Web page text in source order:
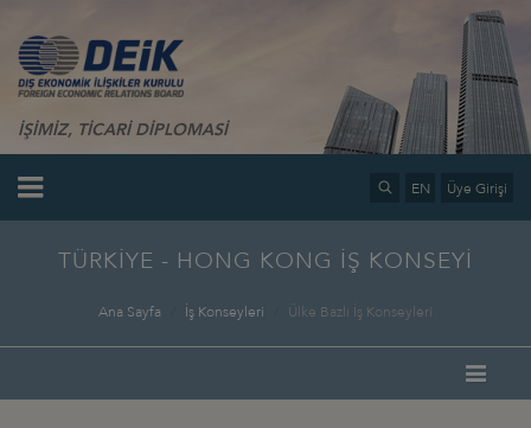
İŞİMİZ, TİCARİ DİPLOMASİ
EN Üye Girişi
TÜRKİYE - HONG KONG İŞ KONSEYİ
Ana Sayfa İş Konseyleri Ülke Bazlı İş Konseyleri